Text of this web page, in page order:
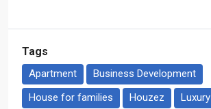
Tags
Apartment
Business Development
House for families
Houzez Luxury